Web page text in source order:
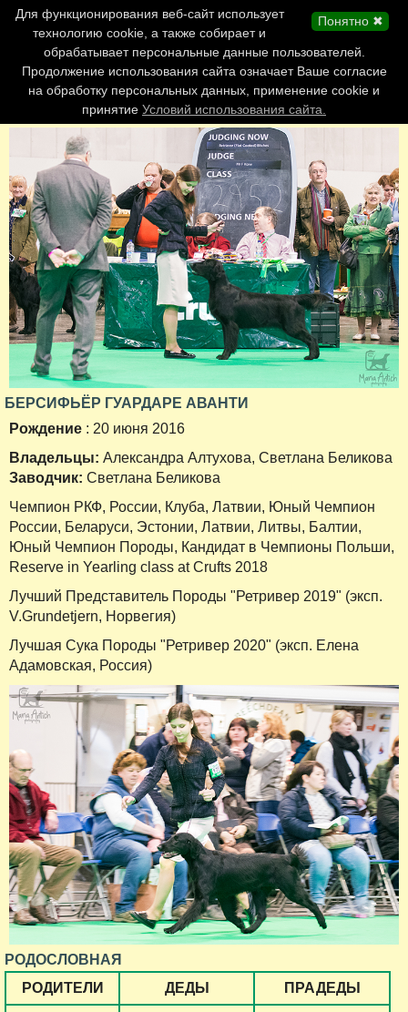
Главная страница
Обновления сайта
Контакты
Персоналии
Форум
БЕРСИФЬЁР ГУАРДАРЕ АВАНТИ
Рождение : 20 июня 2016
Владельцы: Александра Алтухова, Светлана Беликова
Заводчик: Светлана Беликова
Чемпион РКФ, России, Клуба, Латвии, Юный Чемпион
России, Беларуси, Эстонии, Латвии, Литвы, Балтии,
Юный Чемпион Породы, Кандидат в Чемпионы Польши,
Reserve in Yearling class at Crufts 2018
Лучший Представитель Породы "Ретривер 2019" (эксп.
V.Grundetjern, Норвегия)
Лучшая Сука Породы "Ретривер 2020" (эксп. Елена
Адамовская, Россия)
РОДОСЛОВНАЯ
РОДИТЕЛИ
ДЕДЫ ПРАДЕДЫ
Понятно ✖
Для функционирования веб-сайт использует
технологию cookie, а также собирает и
обрабатывает персональные данные пользователей.
Продолжение использования сайта означает Ваше согласие
на обработку персональных данных, применение cookie и
принятие Условий использования сайта.